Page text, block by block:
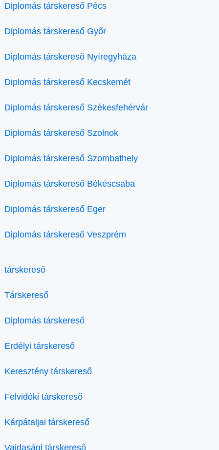
Diplomás társkereső Pécs
Diplomás társkereső Győr
Diplomás társkereső Nyíregyháza
Diplomás társkereső Kecskemét
Diplomás társkereső Székesfehérvár
Diplomás társkereső Szolnok
Diplomás társkereső Szombathely
Diplomás társkereső Békéscsaba
Diplomás társkereső Eger
Diplomás társkereső Veszprém
társkereső
Társkereső
Diplomás társkereső
Erdélyi társkereső
Keresztény társkereső
Felvidéki társkereső
Kárpátaljai társkereső
Vajdasági társkereső